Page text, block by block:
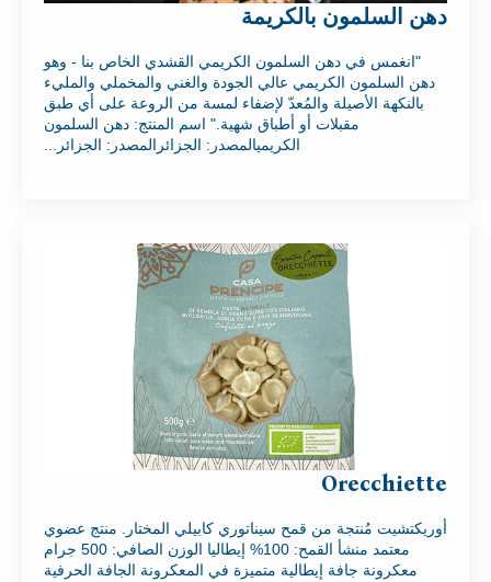
دهن السلمون بالكريمة
"انغمس في دهن السلمون الكريمي القشدي الخاص بنا - وهو
دهن السلمون الكريمي عالي الجودة والغني والمخملي والمليء
بالنكهة الأصيلة والمُعدّ لإضفاء لمسة من الروعة على أي طبق
مقبلات أو أطباق شهية." اسم المنتج: دهن السلمون
الكريميالمصدر: الجزائرالمصدر: الجزائر...
Orecchiette
أوريكتشيت مُنتجة من قمح سيناتوري كابيلي المختار. منتج عضوي
معتمد منشأ القمح: 100% إيطاليا الوزن الصافي: 500 جرام
معكرونة جافة إيطالية متميزة في المعكرونة الجافة الحرفية